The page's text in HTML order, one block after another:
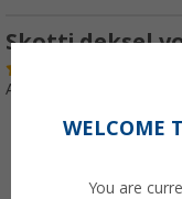
Skotti deksel
Artikelnr: 431377
WELCOME
You are